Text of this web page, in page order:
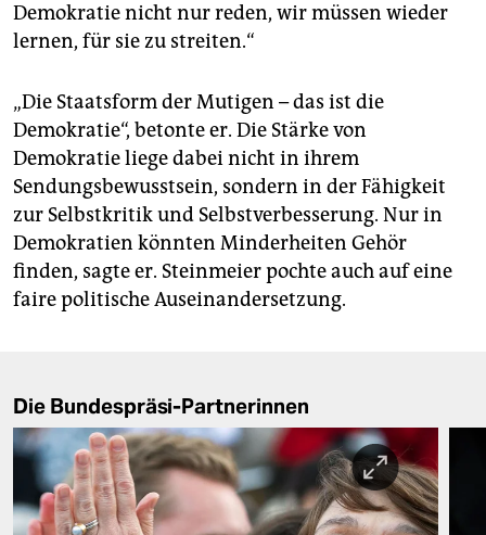
Demokratie nicht nur reden, wir müssen wieder
lernen, für sie zu streiten.“
„Die Staatsform der Mutigen – das ist die
Demokratie“, betonte er. Die Stärke von
Demokratie liege dabei nicht in ihrem
Sendungsbewusstsein, sondern in der Fähigkeit
zur Selbstkritik und Selbstverbesserung. Nur in
Demokratien könnten Minderheiten Gehör
finden, sagte er. Steinmeier pochte auch auf eine
faire politische Auseinandersetzung.
Die Bundespräsi-Partnerinnen